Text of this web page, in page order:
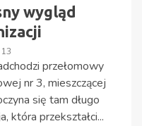
wygląd
13
przełomowy
nr 3, mieszczącej
się tam długo
która przekształci...